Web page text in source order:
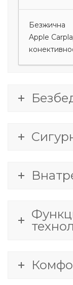
Безжична
Apple